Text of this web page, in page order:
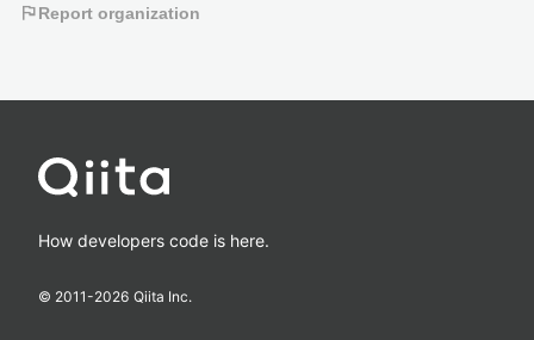
flagReport organization
How developers code is here.
© 2011-2026 Qiita Inc.